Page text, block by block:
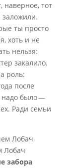
наверное, тот
заложили.
ты просто
хоть и не
нельзя:
закалило.
роль:
после
надо было —
Ради семьи
Лобач
забора